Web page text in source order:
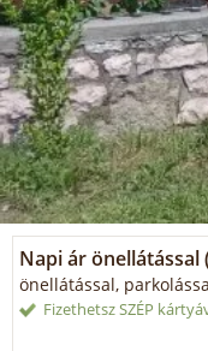
Napi ár önellátással
önellátással,
Fizethetsz SZÉP